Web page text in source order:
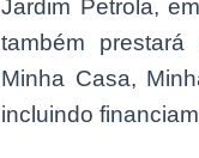
Jardim Petrola,
também prestará
Minha Casa,
incluindo